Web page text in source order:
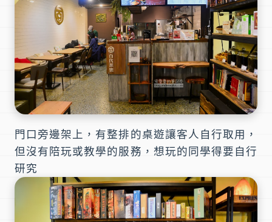
門口旁邊架上，有整排的桌遊讓客人自行取用，
但沒有陪玩或教學的服務，想玩的同學得要自行
研究